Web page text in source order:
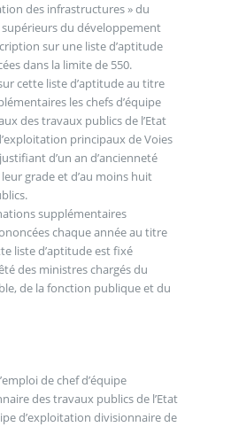
des infrastructures » du
du développement
sur une liste d’aptitude
dans la limite de 550.
cette liste d’aptitude au titre
les chefs d’équipe
des travaux publics de l’Etat
principaux de Voies
d’un an d’ancienneté
grade et d’au moins huit
supplémentaires
chaque année au titre
liste d’aptitude est fixé
des ministres chargés du
de la fonction publique et du
de chef d’équipe
des travaux publics de l’Etat
d’exploitation divisionnaire de